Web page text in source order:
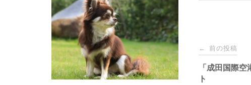
投
稿
← 前の投稿
「成田国際
ト